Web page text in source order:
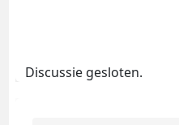
Discussie gesloten.